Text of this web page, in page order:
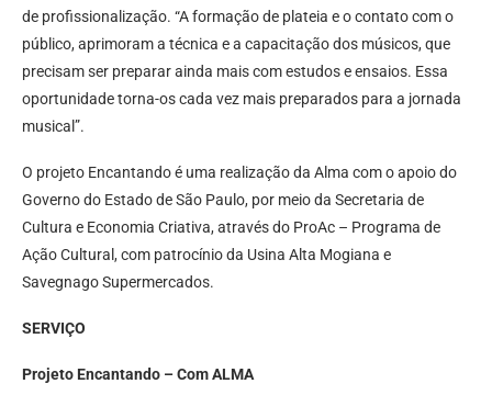
de profissionalização. “A formação de plateia e o contato com o
público, aprimoram a técnica e a capacitação dos músicos, que
precisam ser preparar ainda mais com estudos e ensaios. Essa
oportunidade torna-os cada vez mais preparados para a jornada
musical”.
O projeto Encantando é uma realização da Alma com o apoio do
Governo do Estado de São Paulo, por meio da Secretaria de
Cultura e Economia Criativa, através do ProAc – Programa de
Ação Cultural, com patrocínio da Usina Alta Mogiana e
Savegnago Supermercados.
SERVIÇO
Projeto Encantando – Com ALMA